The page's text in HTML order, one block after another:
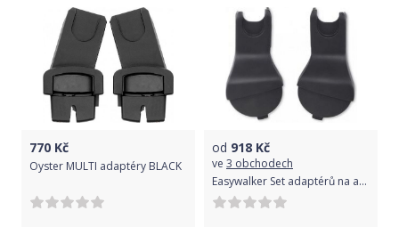
770 Kč
Oyster MULTI adaptéry BLACK
od 918 Kč
ve 3 obchodech
Easywalker Set adaptérů na autosedačku ke kočárku Harvey